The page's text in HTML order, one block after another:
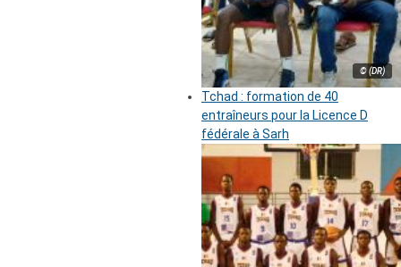
© (DR)
Tchad : formation de 40
entraîneurs pour la Licence D
fédérale à Sarh